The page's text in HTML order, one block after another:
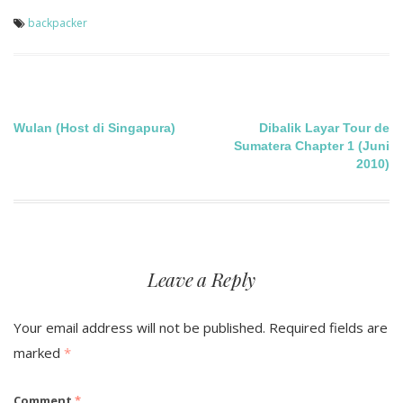
backpacker
Post
Wulan (Host di Singapura)
Dibalik Layar Tour de
Sumatera Chapter 1 (Juni
2010)
Leave a Reply
Your email address will not be published. Required fields are
marked *